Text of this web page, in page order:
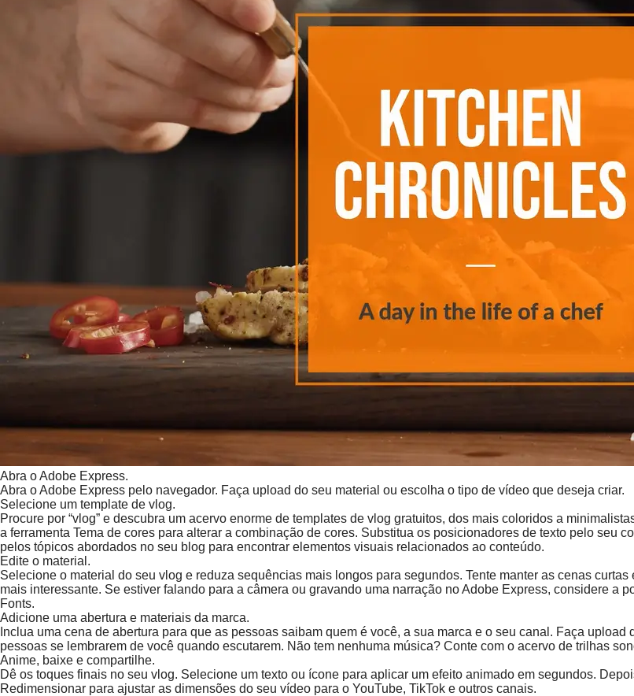
Abra o Adobe Express.
Abra o Adobe Express pelo navegador. Faça upload do seu material ou escolha o tipo de vídeo que deseja criar.
Selecione um template de vlog.
Procure por “vlog” e descubra um acervo enorme de templates de vlog gratuitos, dos mais coloridos a
a ferramenta Tema de cores para alterar a combinação de cores. Substitua os posicionadores de texto pelo seu
pelos tópicos abordados no seu blog para encontrar elementos visuais relacionados ao conteúdo.
Edite o material.
Selecione o material do seu vlog e reduza sequências mais longos para segundos. Tente manter as cenas
mais interessante. Se estiver falando para a câmera ou gravando uma narração no Adobe Express, considere
Fonts.
Adicione uma abertura e materiais da marca.
Inclua uma cena de abertura para que as pessoas saibam quem é você, a sua marca e o seu canal. Faça
pessoas se lembrarem de você quando escutarem. Não tem nenhuma música? Conte com o acervo de trilhas
Anime, baixe e compartilhe.
Dê os toques finais no seu vlog. Selecione um texto ou ícone para aplicar um efeito animado em segundos.
Redimensionar para ajustar as dimensões do seu vídeo para o YouTube, TikTok e outros canais.